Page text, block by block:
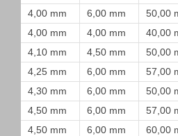
4,00 mm
6,00 mm 50,00
4,00 mm
4,00 mm 40,00
4,10 mm
4,50 mm 50,00
4,25 mm
6,00 mm 57,00
4,30 mm
6,00 mm 50,00
4,50 mm
6,00 mm 57,00
4,50 mm
6,00 mm 60,00